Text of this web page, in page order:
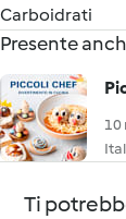
Carboidrati
Presente
10
Ti